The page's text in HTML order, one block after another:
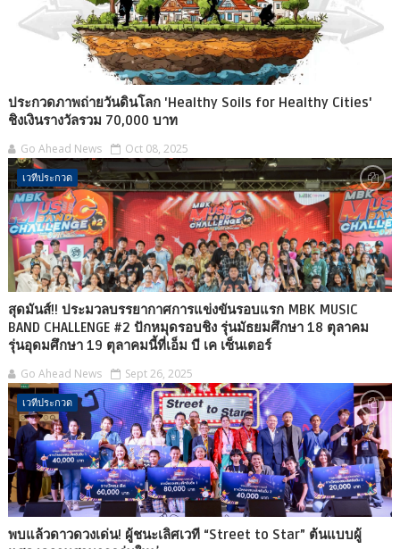
ประกวดภาพถ่ายวันดินโลก 'Healthy Soils for Healthy Cities'
ชิงเงินรางวัลรวม 70,000 บาท
Go Ahead News Oct 08, 2025
เวทีประกวด
สุดมันส์!! ประมวลบรรยากาศการแข่งขันรอบแรก MBK MUSIC
BAND CHALLENGE #2 ปักหมุดรอบชิง รุ่นมัธยมศึกษา 18 ตุลาคม
รุ่นอุดมศึกษา 19 ตุลาคมนี้ที่เอ็ม บี เค เซ็นเตอร์
Go Ahead News Sept 26, 2025
เวทีประกวด
พบแล้วดาวดวงเด่น! ผู้ชนะเลิศเวที “Street to Star” ต้นแบบผู้